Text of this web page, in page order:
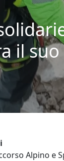
il
Alpino e